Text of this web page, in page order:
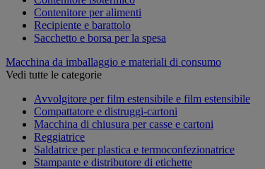
Contenitore per alimenti
Recipiente e barattolo
Sacchetto e borsa per la spesa
Macchina da imballaggio e materiali di consumo
Vedi tutte le categorie
Avvolgitore per film estensibile e film estensibile
Compattatore e distruggi-cartoni
Macchina di chiusura per casse e cartoni
Reggiatrice
Saldatrice per plastica e termoconfezionatrice
Stampante e distributore di etichette